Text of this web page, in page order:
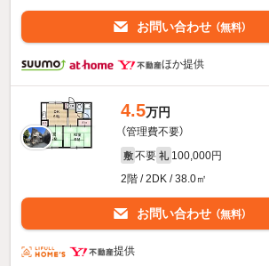
お問い合わせ （無料）
ほか提供
4.5万円
（管理費不要）
敷 不要 礼 100,000円
2階 / 2DK / 38.0㎡
お問い合わせ （無料）
提供